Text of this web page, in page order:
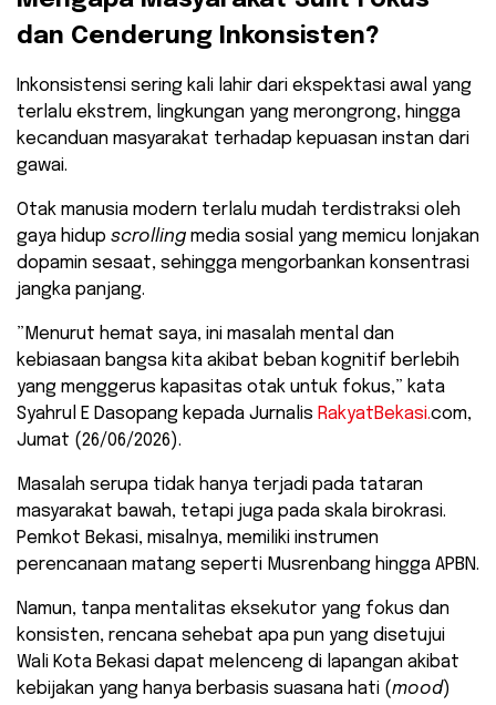
dan Cenderung Inkonsisten?
​Inkonsistensi sering kali lahir dari ekspektasi awal yang
terlalu ekstrem, lingkungan yang merongrong, hingga
kecanduan masyarakat terhadap kepuasan instan dari
gawai.
Otak manusia modern terlalu mudah terdistraksi oleh
gaya hidup scrolling media sosial yang memicu lonjakan
dopamin sesaat, sehingga mengorbankan konsentrasi
jangka panjang.
​”Menurut hemat saya, ini masalah mental dan
kebiasaan bangsa kita akibat beban kognitif berlebih
yang menggerus kapasitas otak untuk fokus,” kata
Syahrul E Dasopang kepada Jurnalis RakyatBekasi.com,
Jumat (26/06/2026).
​Masalah serupa tidak hanya terjadi pada tataran
masyarakat bawah, tetapi juga pada skala birokrasi.
Pemkot Bekasi, misalnya, memiliki instrumen
perencanaan matang seperti Musrenbang hingga APBN.
Namun, tanpa mentalitas eksekutor yang fokus dan
konsisten, rencana sehebat apa pun yang disetujui
Wali Kota Bekasi dapat melenceng di lapangan akibat
kebijakan yang hanya berbasis suasana hati (mood)